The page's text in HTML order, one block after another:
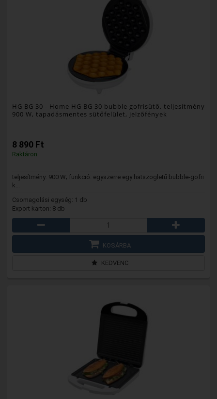
HG BG 30 - Home HG BG 30 bubble gofrisütő, teljesítmény
900 W, tapadásmentes sütőfelület, jelzőfények
8 890 Ft
Raktáron
teljesítmény: 900 W; funkció: egyszerre egy hatszögletű bubble-gofri
k...
Csomagolási egység: 1 db
Export karton: 8 db
KOSÁRBA
KEDVENC